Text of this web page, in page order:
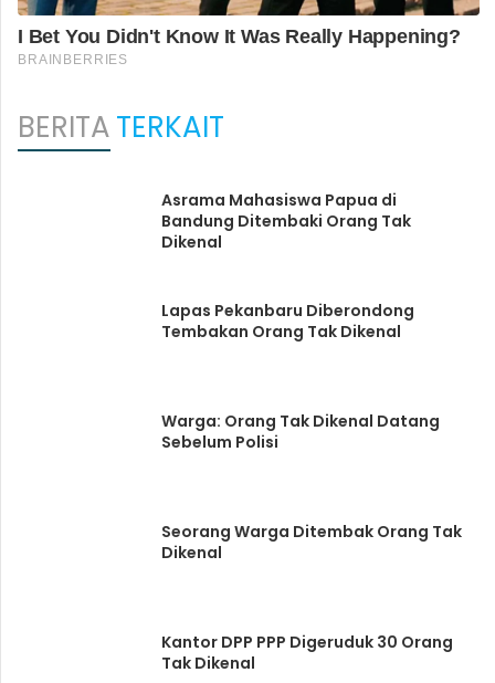
BERITATERKAIT
Asrama Mahasiswa Papua di
Bandung Ditembaki Orang Tak
Dikenal
Lapas Pekanbaru Diberondong
Tembakan Orang Tak Dikenal
Warga: Orang Tak Dikenal Datang
Sebelum Polisi
Seorang Warga Ditembak Orang Tak
Dikenal
Kantor DPP PPP Digeruduk 30 Orang
Tak Dikenal